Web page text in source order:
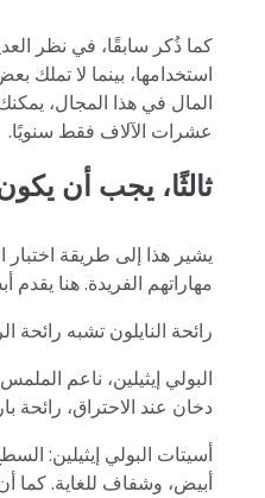
كما ذُكر سابقًا، في نظر
استخدامها، بينما لا تملك
المال في هذا المجال،
عشرات الآلاف فقط سنويًا.
ثالثًا، يجب أن
يشير هذا إلى طريقة اختبار
مهاراتهم الفريدة. هنا
رائحة النايلون تشبه رائحة
البولي إيثيلين، ناعم
دخان عند الاحتراق، رائحة
أسيتات البولي إيثيلين:
أبيض، وشفاف للغاية. كما